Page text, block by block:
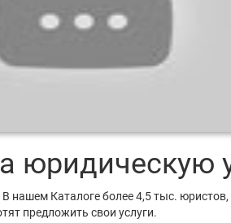
юридическую
нашем Каталоге более 4,5 тыс.
предложить свои услуги.